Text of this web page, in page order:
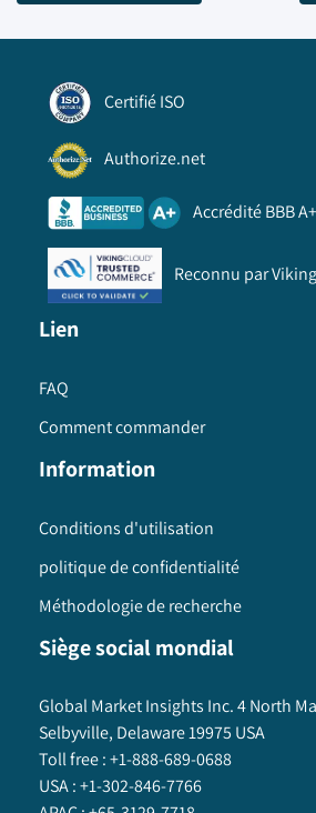
Certifié ISO
Authorize.net
Accrédité BBB A+
Reconnu par
Lien
FAQ
Comment commander
Information
Conditions d'utilisation
politique de confidentialité
Méthodologie de recherche
Siège social mondial
Global Market Insights Inc. 4 North
Selbyville, Delaware 19975 USA
Toll free :+1-888-689-0688
USA :+1-302-846-7766